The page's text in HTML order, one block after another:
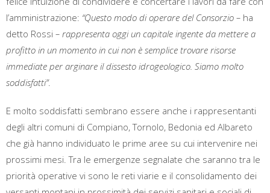
l’amministrazione: “Questo modo di operare del Consorzio – ha
detto Rossi – rappresenta oggi un capitale ingente da mettere a
profitto in un momento in cui non è semplice trovare risorse
immediate per arginare il dissesto idrogeologico. Siamo molto
soddisfatti”.
E molto soddisfatti sembrano essere anche i rappresentanti
degli altri comuni di Compiano, Tornolo, Bedonia ed Albareto
che già hanno individuato le prime aree su cui intervenire nei
prossimi mesi. Tra le emergenze segnalate che saranno tra le
priorità operative vi sono le reti viarie e il consolidamento dei